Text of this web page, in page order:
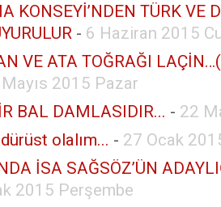
KONSEYİ’NDEN TÜRK VE
- 6 Haziran 2015
VE ATA TOĞRAĞI
2015 Pazar
BAL DAMLASIDIR... - 22
olalım... - 27 Ocak
İSA SAĞSÖZ’ÜN
2015 Perşembe